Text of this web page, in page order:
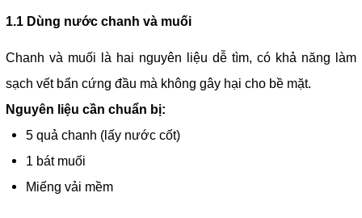
1.1 Dùng nước chanh và muối
Chanh và muối là hai nguyên liệu dễ tìm, có khả năng làm
sạch vết bẩn cứng đầu mà không gây hại cho bề mặt.
Nguyên liệu cần chuẩn bị:
5 quả chanh (lấy nước cốt)
1 bát muối
Miếng vải mềm